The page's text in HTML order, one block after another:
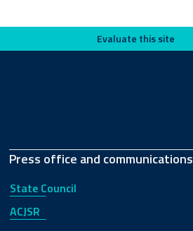
Evaluate this site
Press office and communications
State Council
ACJSR